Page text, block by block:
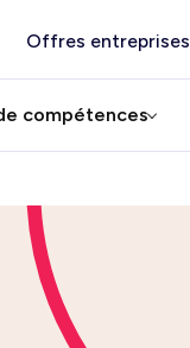
Offres entreprises
compétences